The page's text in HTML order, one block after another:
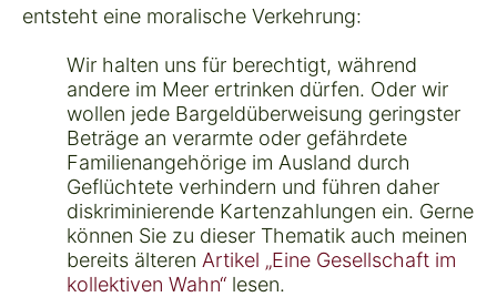
entsteht eine moralische Verkehrung:
Wir halten uns für berechtigt, während
andere im Meer ertrinken dürfen. Oder wir
wollen jede Bargeldüberweisung geringster
Beträge an verarmte oder gefährdete
Familienangehörige im Ausland durch
Geflüchtete verhindern und führen daher
diskriminierende Kartenzahlungen ein. Gerne
können Sie zu dieser Thematik auch meinen
bereits älteren Artikel „Eine Gesellschaft im
kollektiven Wahn“ lesen.